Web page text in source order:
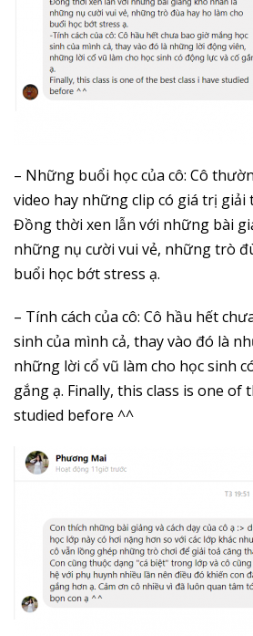
– Những buổi học của cô: Cô
video hay những clip có giá trị giải
Đồng thời xen lẫn với những bài
những nụ cười vui vẻ, những trò
buổi học bớt stress ạ.
– Tính cách của cô: Cô hầu hết
sinh của mình cả, thay vào đó là
những lời cổ vũ làm cho học sinh
gắng ạ. Finally, this class is one of
studied before ^^